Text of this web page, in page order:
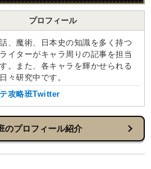
プロフィール
、魔術、日本史の知識を多く持つ
イターがキャラ周りの記事を担当
。また、各キャラを輝かせられる
々研究中です。
攻略班Twitter
のプロフィール紹介